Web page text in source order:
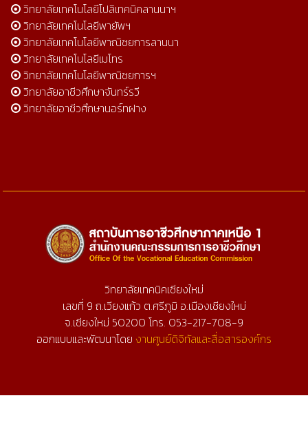
วิทยาลัยเทคโนโลยีโปลิเทคนิคลานนาฯ
วิทยาลัยเทคโนโลยีพายัพฯ
วิทยาลัยเทคโนโลยีพาณิชยการลานนา
วิทยาลัยเทคโนโลยีเมโทร
วิทยาลัยเทคโนโลยีพาณิชยการฯ
วิทยาลัยอาชีวศึกษาจันทร์รวี
วิทยาลัยอาชีวศึกษานอร์ทฝาง
วิทยาลัยเทคนิคเชียงใหม่
เลขที่ 9 ถ.เวียงแก้ว ต.ศรีภูมิ อ.เมืองเชียงใหม่
จ.เชียงใหม่ 50200 โทร. 053-217-708-9
ออกแบบและพัฒนาโดย งานศูนย์ดิจิทัลและสื่อสารองค์กร